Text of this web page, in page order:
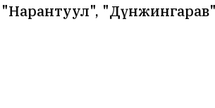
"Нарантуул",